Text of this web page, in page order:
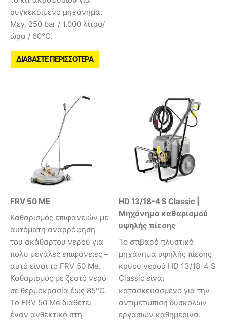
συγκεκριμένο μηχάνημα.
Μέγ. 250 bar / 1.000 λίτρα/
ώρα / 60°C.
ΔΙΑΒΆΣΤΕ ΠΕΡΙΣΣΌΤΕΡΑ
FRV 50 ME
Καθαρισμός επιφανειών με
αυτόματη αναρρόφηση
του ακάθαρτου νερού για
πολύ μεγάλες επιφάνειες –
αυτό είναι το FRV 50 Me.
Καθαρισμός με ζεστό νερό
σε θερμοκρασία έως 85°C.
Το FRV 50 Me διαθέτει
έναν ανθεκτικό στη
HD 13/18-4 S Classic |
Μηχάνημα καθαρισμού
υψηλής πίεσης
Το στιβαρό πλυστικό
μηχάνημα υψηλής πίεσης
κρύου νερού HD 13/18-4 S
Classic είναι
κατασκευασμένο για την
αντιμετώπιση δύσκολων
εργασιών καθημερινά.